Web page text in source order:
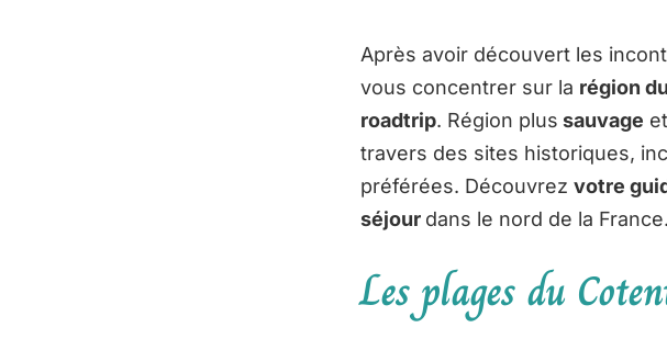
Après avoir découvert les
vous concentrer sur la région
roadtrip. Région plus sauvage
travers des sites historiques,
préférées. Découvrez votre
séjour dans le nord de la France.
Les plages du